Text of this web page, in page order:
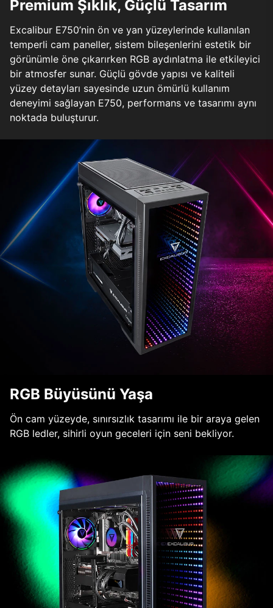
Premium Şıklık, Güçlü Tasarım
Excalibur E750’nin ön ve yan yüzeylerinde kullanılan
temperli cam paneller, sistem bileşenlerini estetik bir
görünümle öne çıkarırken RGB aydınlatma ile etkileyici
bir atmosfer sunar. Güçlü gövde yapısı ve kaliteli
yüzey detayları sayesinde uzun ömürlü kullanım
deneyimi sağlayan E750, performans ve tasarımı aynı
noktada buluşturur.
RGB Büyüsünü Yaşa
Ön cam yüzeyde, sınırsızlık tasarımı ile bir araya gelen
RGB ledler, sihirli oyun geceleri için seni bekliyor.